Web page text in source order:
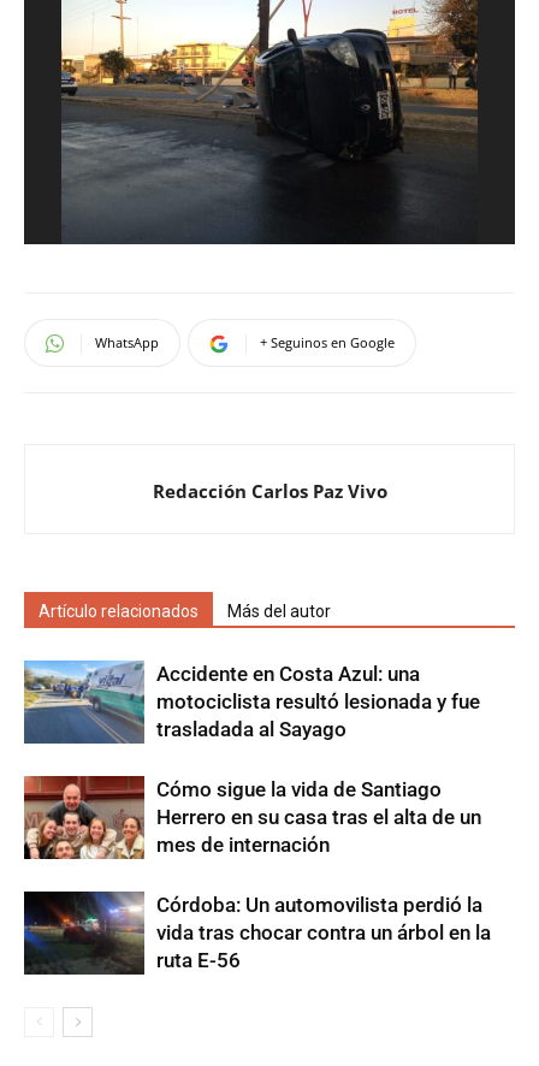
WhatsApp + Seguinos en Google
Redacción Carlos Paz Vivo
Artículo relacionados Más del autor
Accidente en Costa Azul: una
motociclista resultó lesionada y fue
trasladada al Sayago
Cómo sigue la vida de Santiago
Herrero en su casa tras el alta de un
mes de internación
Córdoba: Un automovilista perdió la
vida tras chocar contra un árbol en la
ruta E-56